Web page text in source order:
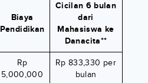
Biaya
Pendidikan
Cicilan 6 bulan
dari
Mahasiswa ke
Danacita**
Rp
5,000,000
Rp 833,330 per
bulan